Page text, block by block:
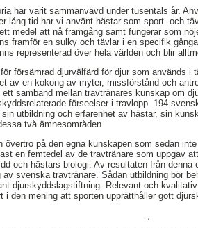
har varit sammanvävd under tusentals år.
lång tid har vi använt hästar som sport- och
medel att nå framgång samt fungerar som
framför en sulky och tävlar i en specifik
representerad över hela världen och blir
försämrad djurvälfärd för djur som används
av en kokong av myter, missförstånd och
samband mellan travtränares kunskap om
förseelser i travlopp. 194
utbildning och erfarenhet av hästar, sin
två ämnesområden.
på den egna kunskapen som sedan
en femtedel av de travtränare som uppgav
och hästars biologi. Av resultaten från
svenska travtränare. Sådan utbildning bör
djurskyddslagstiftning. Relevant och
den mening att sporten upprätthåller gott